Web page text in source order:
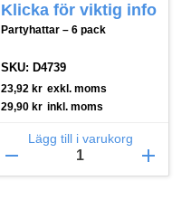
Klicka för viktig info
Partyhattar – 6 pack
SKU: D4739
23,92 kr exkl. moms
29,90 kr inkl. moms
Lägg till i varukorg
remove add